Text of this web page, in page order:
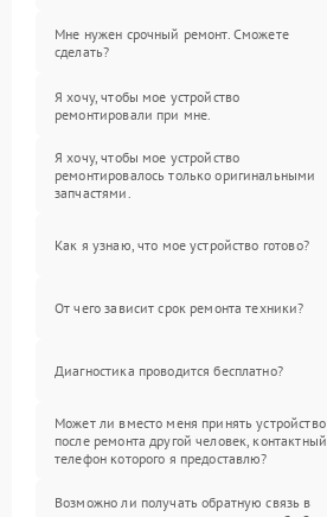
Мне нужен срочный ремонт. Сможете
сделать?
Я хочу, чтобы мое устройство
ремонтировали при мне.
Я хочу, чтобы мое устройство
ремонтировалось только оригинальными
запчастями.
Как я узнаю, что мое устройство готово?
От чего зависит срок ремонта техники?
Диагностика проводится бесплатно?
Может ли вместо меня принять устройство
после ремонта другой человек, контактный
телефон которого я предоставлю?
Возможно ли получать обратную связь в